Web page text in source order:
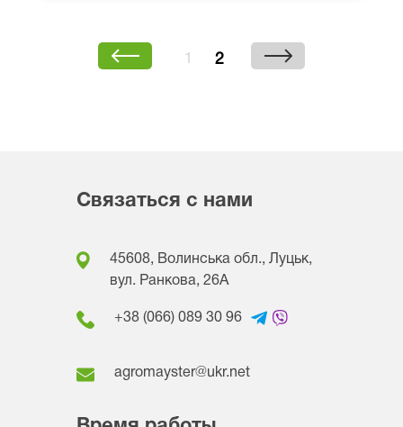
2
Связаться с нами
45608, Волинська обл., Луцьк,
вул. Ранкова, 26A
+38 (066) 089 30 96
agromayster@ukr.net